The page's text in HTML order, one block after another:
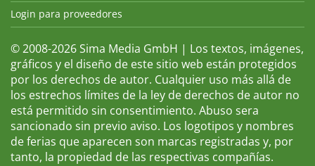
Login para proveedores
© 2008-2026 Sima Media GmbH | Los textos, imágenes,
gráficos y el diseño de este sitio web están protegidos
por los derechos de autor. Cualquier uso más allá de
los estrechos límites de la ley de derechos de autor no
está permitido sin consentimiento. Abuso sera
sancionado sin previo aviso. Los logotipos y nombres
de ferias que aparecen son marcas registradas y, por
tanto, la propiedad de las respectivas compañías.